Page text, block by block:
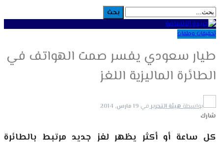
تحقيقات وملفات
طيار سعودي يفسر صمت الهواتف في
الطائرة الماليزية اللغز
بواسطةهيئة التحرير في 19 مارس, 2014
شارك
كل ساعة أو أكثر يظهر لغز جديد مرتبط بالطائرة